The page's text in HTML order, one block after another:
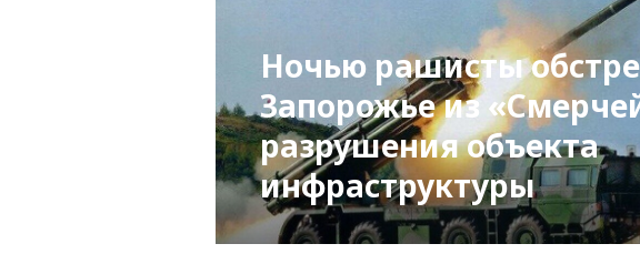
Ночью рашисты
Запорожье из
разрушения объекта
инфраструктуры